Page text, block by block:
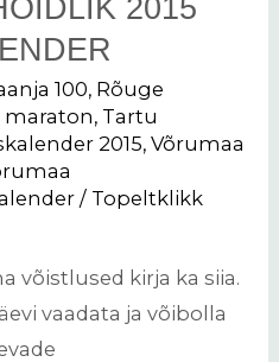
100, Rõuge
maraton, Tartu
2015,Võrumaa
/ Topeltklikk
võistlused kirja ka siia.
vaadata ja võibolla